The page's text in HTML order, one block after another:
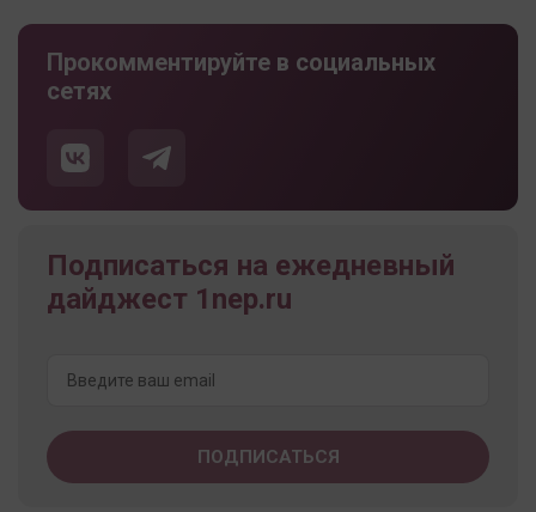
Прокомментируйте в социальных
сетях
Подписаться на ежедневный
дайджест 1nep.ru